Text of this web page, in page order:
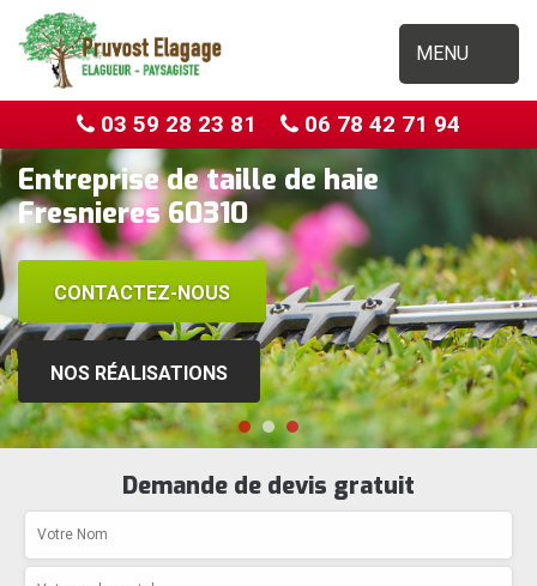
MENU
03 59 28 23 81 06 78 42 71 94
Entreprise de taille de haie
Fresnieres 60310
CONTACTEZ-NOUS
NOS RÉALISATIONS
Demande de devis gratuit